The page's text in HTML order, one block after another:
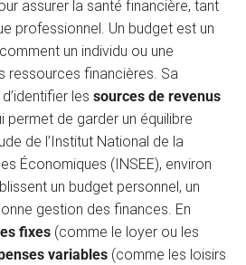
assurer la santé financière, tant
professionnel. Un budget est un
un individu ou une
ressources financières. Sa
les sources de revenus
permet de garder un équilibre
de l’Institut National de la
Économiques (INSEE), environ
un budget personnel, un
gestion des finances. En
fixes (comme le loyer ou les
variables (comme les loisirs